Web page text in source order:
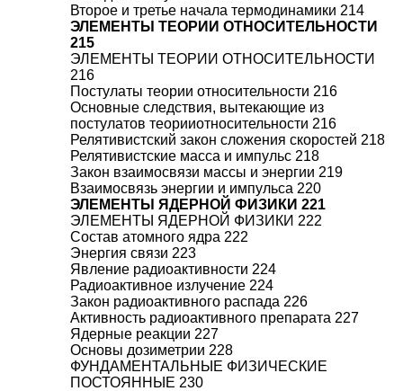
Второе и третье начала термодинамики 214
ЭЛЕМЕНТЫ ТЕОРИИ ОТНОСИТЕЛЬНОСТИ
215
ЭЛЕМЕНТЫ ТЕОРИИ ОТНОСИТЕЛЬНОСТИ
216
Постулаты теории относительности 216
Основные следствия, вытекающие из
постулатов теорииотносительности 216
Релятивистский закон сложения скоростей 218
Релятивистские масса и импульс 218
Закон взаимосвязи массы и энергии 219
Взаимосвязь энергии и импульса 220
ЭЛЕМЕНТЫ ЯДЕРНОЙ ФИЗИКИ 221
ЭЛЕМЕНТЫ ЯДЕРНОЙ ФИЗИКИ 222
Состав атомного ядра 222
Энергия связи 223
Явление радиоактивности 224
Радиоактивное излучение 224
Закон радиоактивного распада 226
Активность радиоактивного препарата 227
Ядерные реакции 227
Основы дозиметрии 228
ФУНДАМЕНТАЛЬНЫЕ ФИЗИЧЕСКИЕ
ПОСТОЯННЫЕ 230